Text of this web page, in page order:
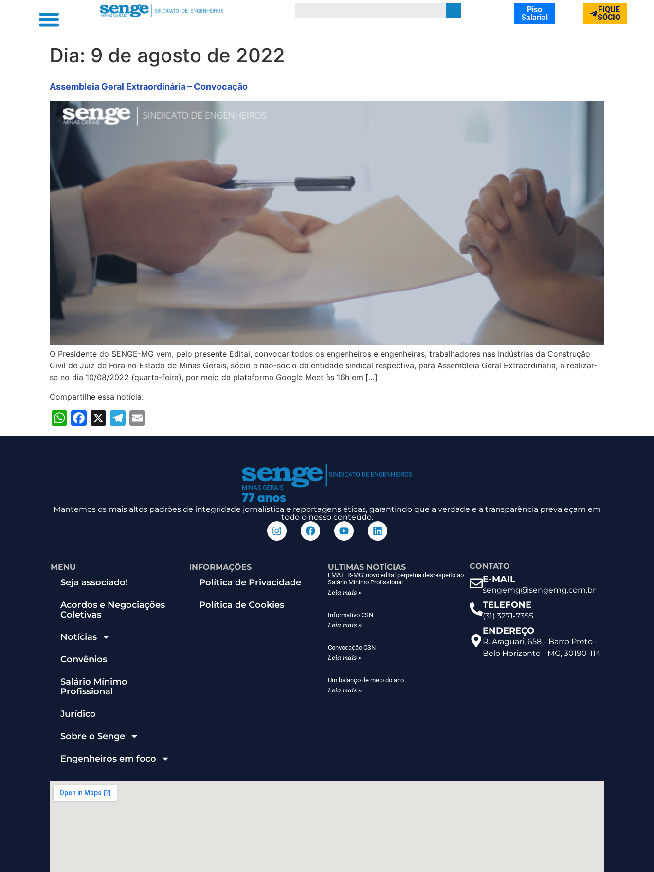
Piso
Salarial
FIQUE
SÓCIO
Dia: 9 de agosto de 2022
Assembleia Geral Extraordinária – Convocação
O Presidente do SENGE-MG vem, pelo presente Edital, convocar todos os engenheiros e engenheiras, trabalhadores nas Indústrias da Construção
Civil de Juiz de Fora no Estado de Minas Gerais, sócio e não-sócio da entidade sindical respectiva, para Assembleia Geral Extraordinária, a realizar-
se no dia 10/08/2022 (quarta-feira), por meio da plataforma Google Meet às 16h em […]
Compartilhe essa notícia:
WhatsApp
Facebook
X Telegram
Mantemos os mais altos padrões de integridade jornalística e reportagens éticas, garantindo que a verdade e a transparência prevaleçam em
todo o nosso conteúdo.
MENU
Seja associado!
Acordos e Negociações
Coletivas
Notícias
Convênios
Salário Mínimo
Profissional
Jurídico
Sobre o Senge
Engenheiros em foco
INFORMAÇÕES
Política de Privacidade
Política de Cookies
ULTIMAS NOTÍCIAS
EMATER-MG: novo edital perpetua desrespeito ao
Salário Mínimo Profissional
Leia mais »
Informativo CSN
Leia mais »
Convocação CSN
Leia mais »
Um balanço de meio do ano
Leia mais »
CONTATO
E-MAIL
sengemg@sengemg.com.br
TELEFONE
(31) 3271-7355
ENDEREÇO
R. Araguari, 658 - Barro Preto -
Belo Horizonte - MG, 30190-114